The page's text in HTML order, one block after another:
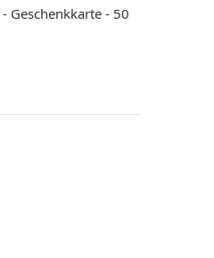
Geschenkkarte - 50